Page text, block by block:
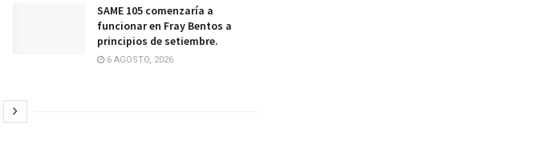
SAME 105 comenzaría a
funcionar en Fray Bentos a
principios de setiembre.
6 AGOSTO, 2026